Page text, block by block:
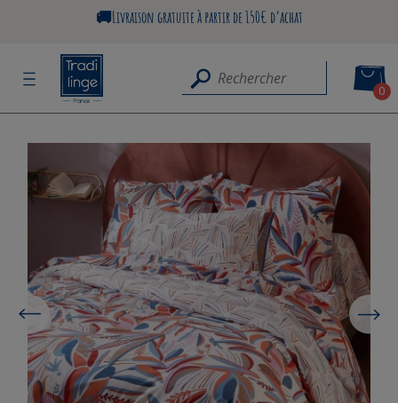
🚚Livraison gratuite à partir de 150€ d’achat
0